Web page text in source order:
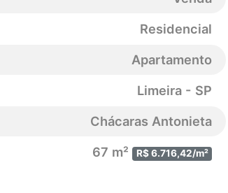
Residencial
Apartamento
Limeira - SP
Chácaras Antonieta
67 m² R$ 6.716,42/m²